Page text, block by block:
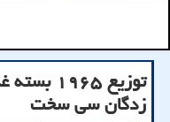
زدگان سی سخت